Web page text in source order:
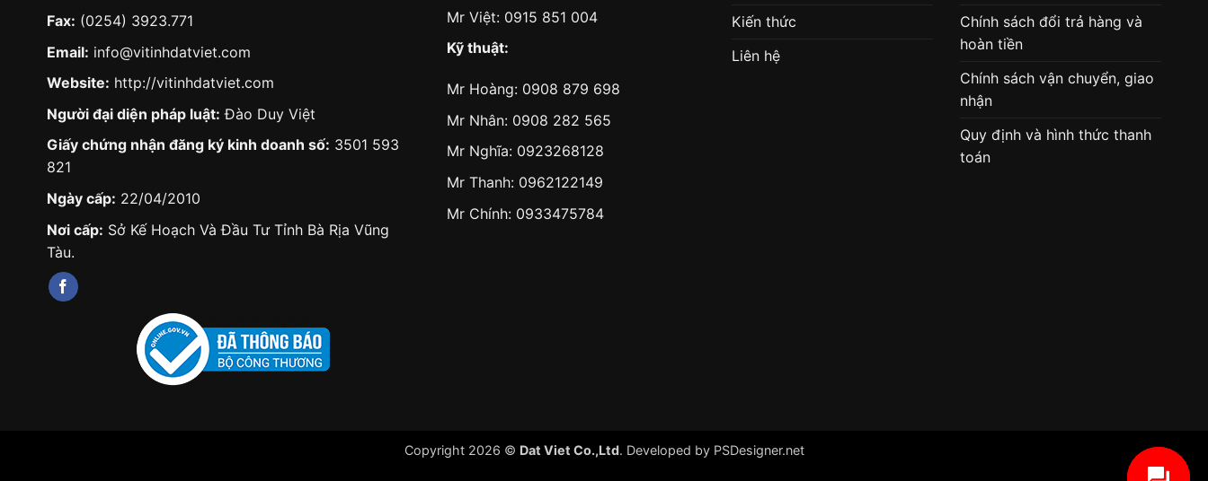
Fax: (0254) 3923.771
Email: info@vitinhdatviet.com
Website: http://vitinhdatviet.com
Người đại diện pháp luật: Đào Duy Việt
Giấy chứng nhận đăng ký kinh doanh số: 3501 593
821
Ngày cấp: 22/04/2010
Nơi cấp: Sở Kế Hoạch Và Đầu Tư Tỉnh Bà Rịa Vũng
Tàu.
Mr Việt: 0915 851 004
Kỹ thuật:
Mr Hoàng: 0908 879 698
Mr Nhân: 0908 282 565
Mr Nghĩa: 0923268128
Mr Thanh: 0962122149
Mr Chính: 0933475784
Kiến thức
Liên hệ
Chính sách đổi trả hàng và
hoàn tiền
Chính sách vận chuyển, giao
nhận
Quy định và hình thức thanh
toán
Copyright 2026 © Dat Viet Co.,Ltd. Developed by PSDesigner.net